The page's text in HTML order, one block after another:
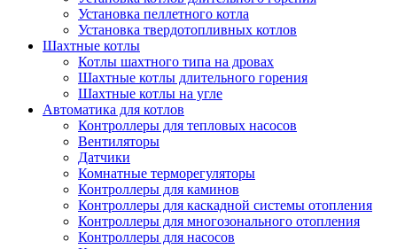
Установка пеллетного котла
Установка твердотопливных котлов
Шахтные котлы
Котлы шахтного типа на дровах
Шахтные котлы длительного горения
Шахтные котлы на угле
Автоматика для котлов
Контроллеры для тепловых насосов
Вентиляторы
Датчики
Комнатные терморегуляторы
Контроллеры для каминов
Контроллеры для каскадной системы отопления
Контроллеры для многозонального отопления
Контроллеры для насосов